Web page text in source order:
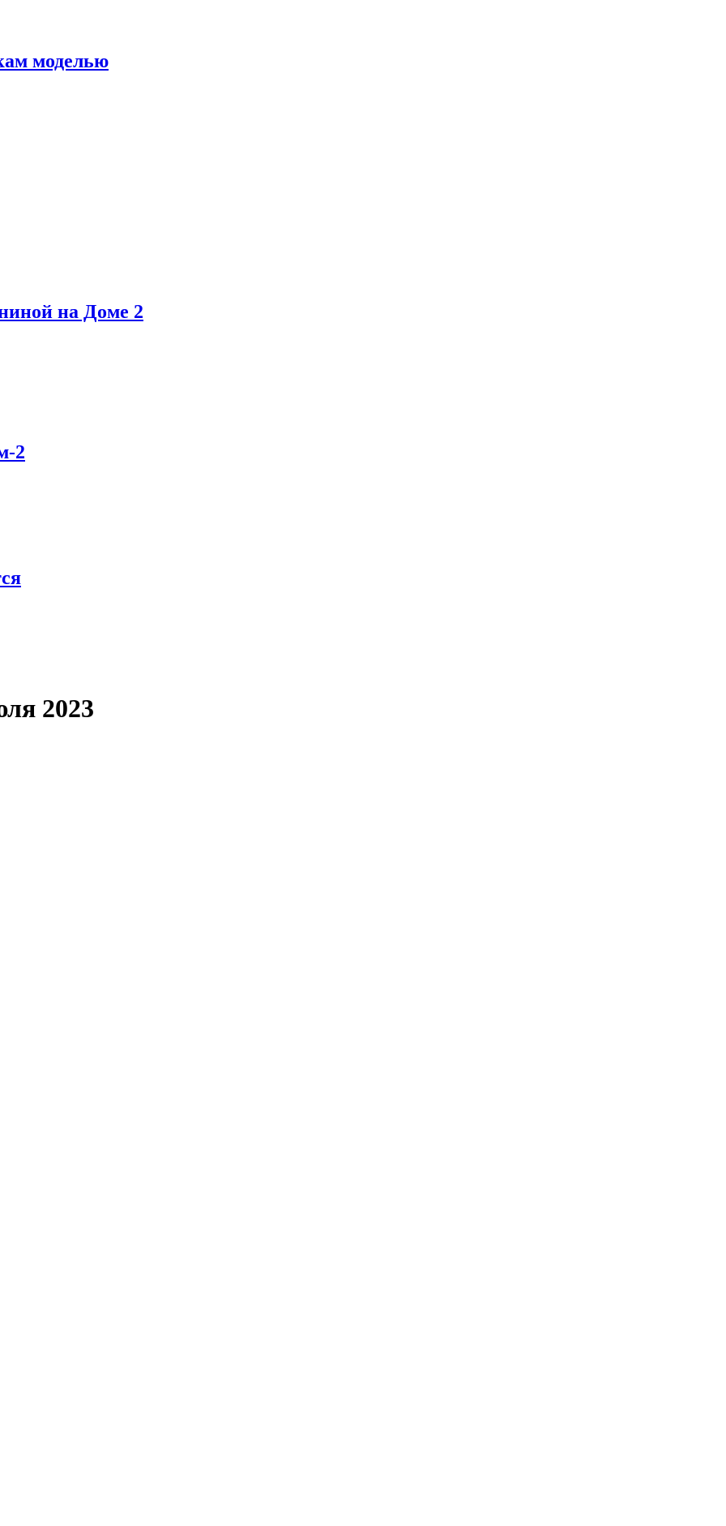
моделью
на Доме 2
2
2023